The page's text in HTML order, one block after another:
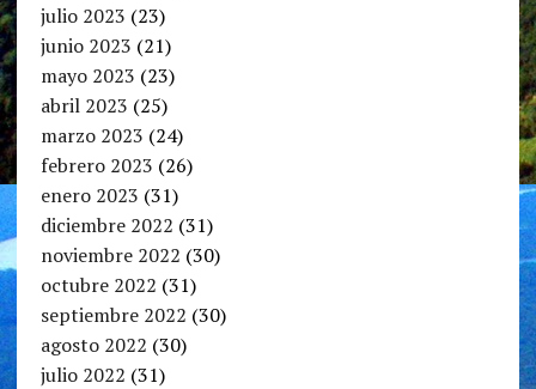
julio 2023 (23)
junio 2023 (21)
mayo 2023 (23)
abril 2023 (25)
marzo 2023 (24)
febrero 2023 (26)
enero 2023 (31)
diciembre 2022 (31)
noviembre 2022 (30)
octubre 2022 (31)
septiembre 2022 (30)
agosto 2022 (30)
julio 2022 (31)